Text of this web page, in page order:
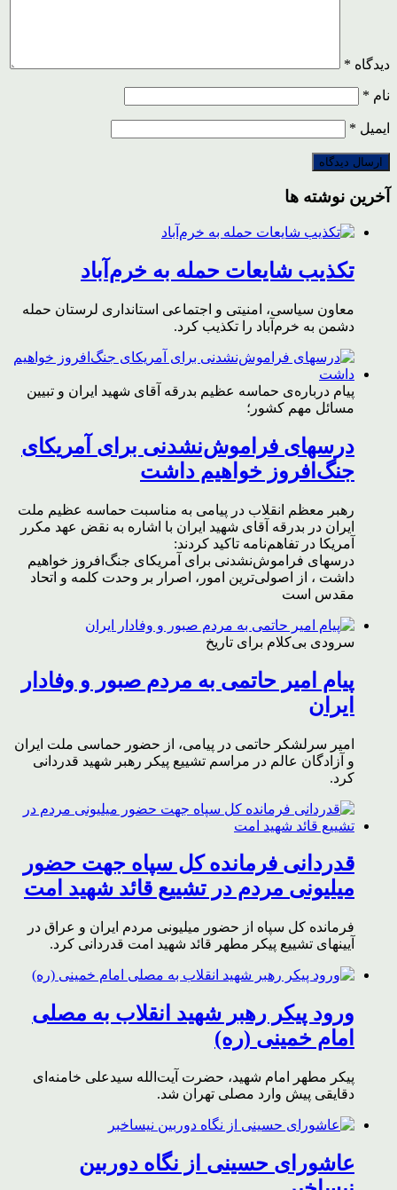
دیدگاه *
نام *
ایمیل *
آخرین نوشته ها
تکذیب شایعات حمله به خرم‌آباد
معاون سیاسی، امنیتی و اجتماعی استانداری لرستان حمله
دشمن به خرم‌آباد را تکذیب کرد.
پیام درباره‌ی حماسه عظیم بدرقه آقای شهید ایران و تبیین
مسائل مهم کشور؛
درسهای فراموش‌نشدنی برای آمریکای
جنگ‌افروز خواهیم داشت
رهبر معظم انقلاب در پیامی به مناسبت حماسه عظیم ملت
ایران در بدرقه آقای شهید ایران با اشاره به نقض عهد مکرر
آمریکا در تفاهم‌نامه تاکید کردند:
درسهای فراموش‌نشدنی برای آمریکای جنگ‌افروز خواهیم
داشت ، از اصولی‌ترین امور، اصرار بر وحدت کلمه و اتحاد
مقدس است
سرودی بی‌کلام برای تاریخ
پیام امیر حاتمی به مردم صبور و وفادار
ایران
امیر سرلشکر حاتمی در پیامی، از حضور حماسی ملت ایران
و آزادگان عالم در مراسم تشییع پیکر رهبر شهید قدردانی
کرد.
قدردانی فرمانده کل سپاه جهت حضور
میلیونی مردم در تشییع قائد شهید امت
فرمانده کل سپاه از حضور میلیونی مردم ایران و عراق در
آیینهای تشییع پیکر مطهر قائد شهید امت قدردانی کرد.
ورود پیکر رهبر شهید انقلاب به مصلی
امام خمینی (ره)
پیکر مطهر امام شهید،‌ حضرت آیت‌الله سیدعلی خامنه‌ای
دقایقی پیش وارد مصلی تهران شد.
عاشورای حسینی از نگاه دوربین